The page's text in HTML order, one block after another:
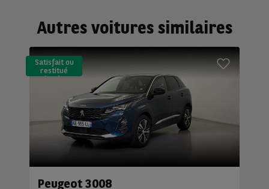
Autres voitures similaires
Satisfait ou
restitué
(LLD)*
Peugeot 3008